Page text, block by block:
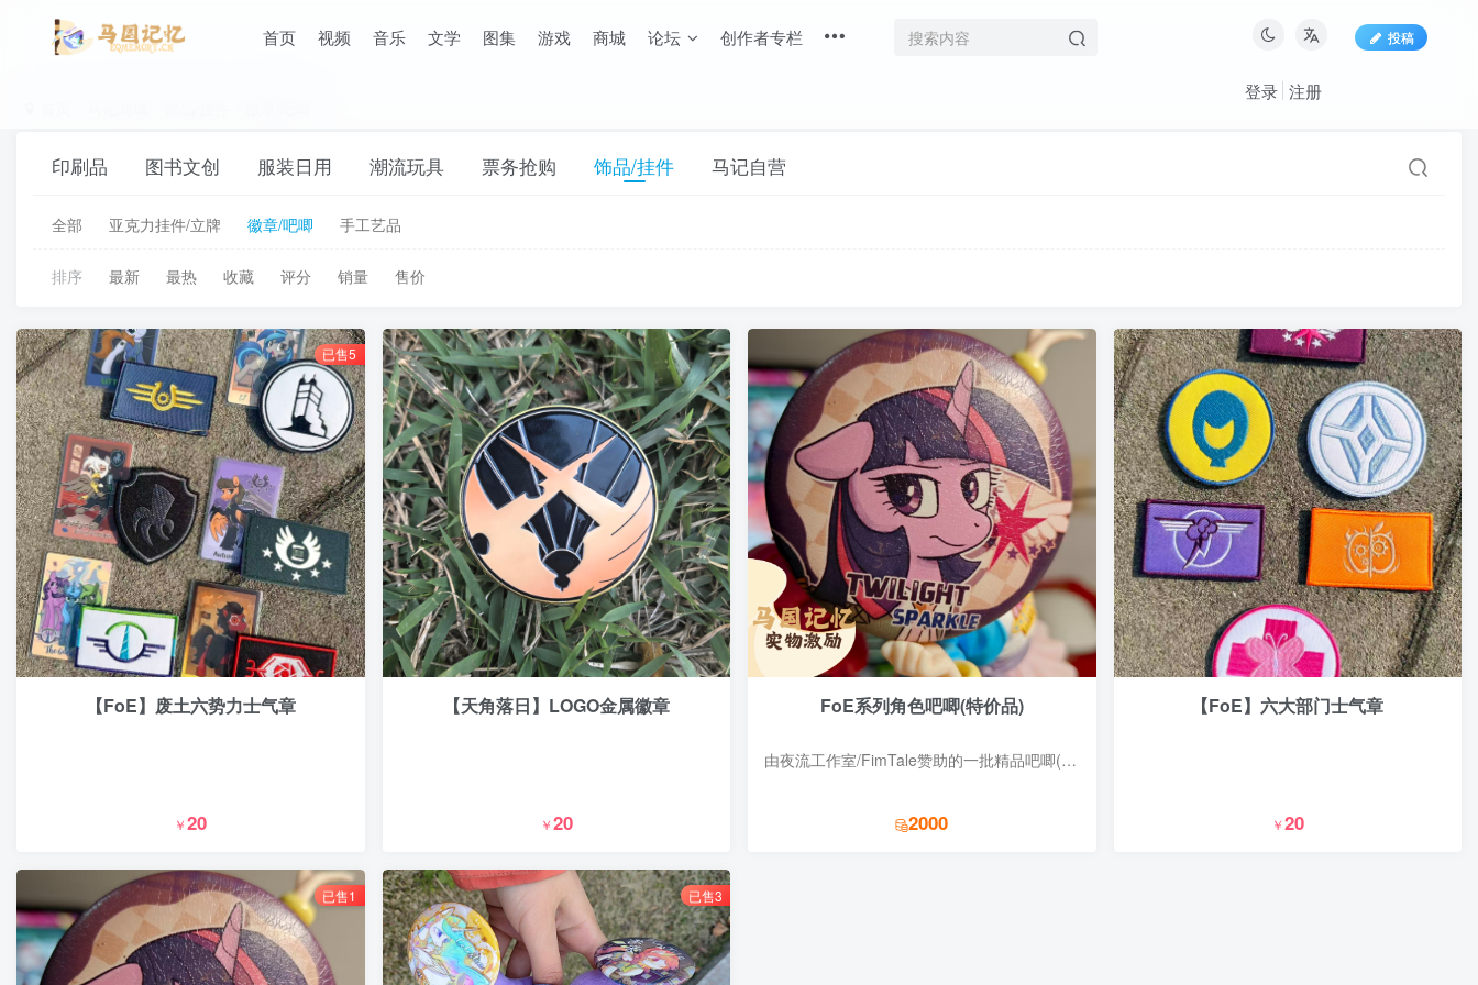
首页 视频 音乐 文学 图集 游戏 商城 论坛 创作者专栏 投稿
登录 注册
印刷品 图书文创 服装日用 潮流玩具 票务抢购 饰品/挂件 马记自营
全部 亚克力挂件/立牌 徽章/吧唧 手工艺品
排序 最新 最热 收藏 评分 销量 售价
已售5
【FoE】废土六势力士气章
￥20
【天角落日】LOGO金属徽章
￥20
FoE系列角色吧唧(特价品)
由夜流工作室/FimTale赞助的一批精品吧唧(展示品，有一定磨损)
2000
【FoE】六大部门士气章
￥20
已售1 已售3